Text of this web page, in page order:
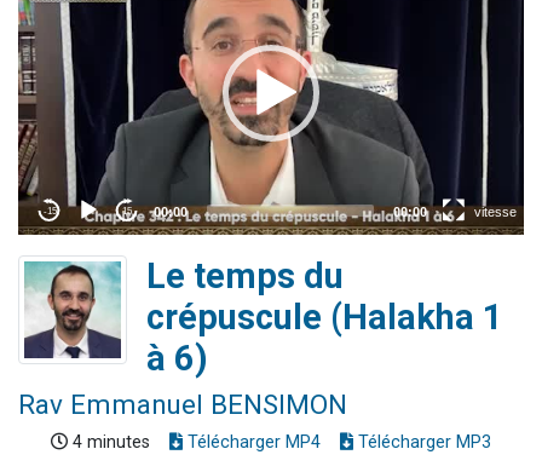
Le temps du
crépuscule (Halakha 1
à 6)
Rav Emmanuel BENSIMON
4 minutes Télécharger MP4 Télécharger MP3